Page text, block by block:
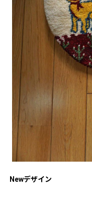
Newデザイン